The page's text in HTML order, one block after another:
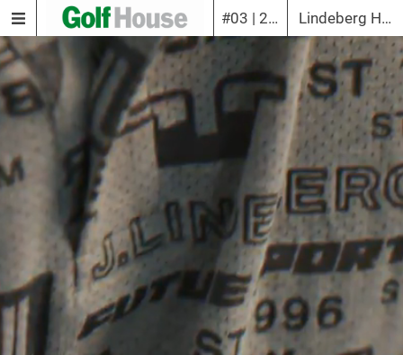
#03 | 2021 Lindeberg Herren